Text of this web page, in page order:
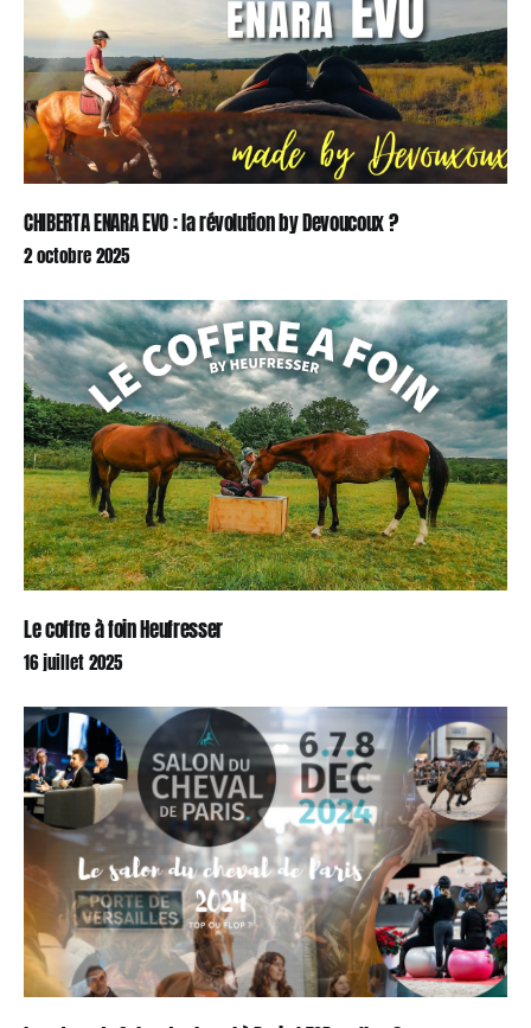
CHIBERTA ENARA EVO : la révolution by Devoucoux ?
2 octobre 2025
Le coffre à foin Heufresser
16 juillet 2025